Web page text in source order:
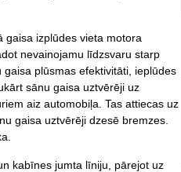
gaisa izplūdes vieta motora
nevainojamu līdzsvaru starp
plūsmas efektivitāti, ieplūdes
sānu gaisa uztvērēji uz
aiz automobiļa. Tas attiecas uz
gaisa uztvērēji dzesē bremzes.
kabīnes jumta līniju, pārejot uz